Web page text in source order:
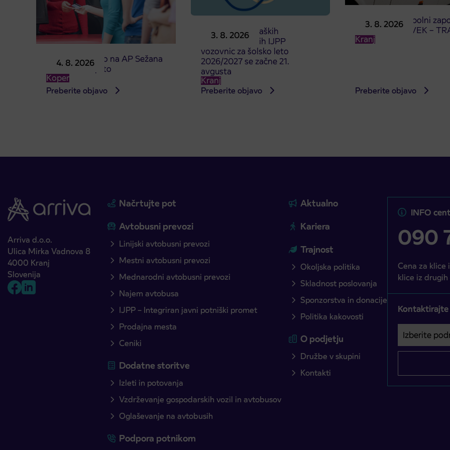
4. 8. 2026
Prodajno mesto na AP Sežana
4. 8. 2026 zaprto
Koper
Preberite objavo
3. 8. 2026
Predprodaja dijaških
subvencioniranih IJPP
vozovnic za šolsko leto
2026/2027 se začne 21.
avgusta
Kranj
Preberite objavo
3. 8. 2026
Obvestilo o popolni
ceste ČEŠNJEVEK –
Kranj
Preberite objavo
Arriva d.o.o.
Ulica Mirka Vadnova 8
4000 Kranj
Slovenija
Načrtujte pot
Avtobusni prevozi
Linijski avtobusni prevozi
Mestni avtobusni prevozi
Mednarodni avtobusni prevozi
Najem avtobusa
IJPP – Integriran javni potniški promet
Prodajna mesta
Ceniki
Dodatne storitve
Izleti in potovanja
Vzdrževanje gospodarskih vozil in avtobusov
Oglaševanje na avtobusih
Podpora potnikom
Aktualno
Kariera
Trajnost
Okoljska politika
Skladnost poslovanja
Sponzorstva in donacije
Politika kakovosti
O podjetju
Družbe v skupini
Kontakti
INFO
090
Cena za klice
klice iz
Kontaktirajte
Izberite
Področje je